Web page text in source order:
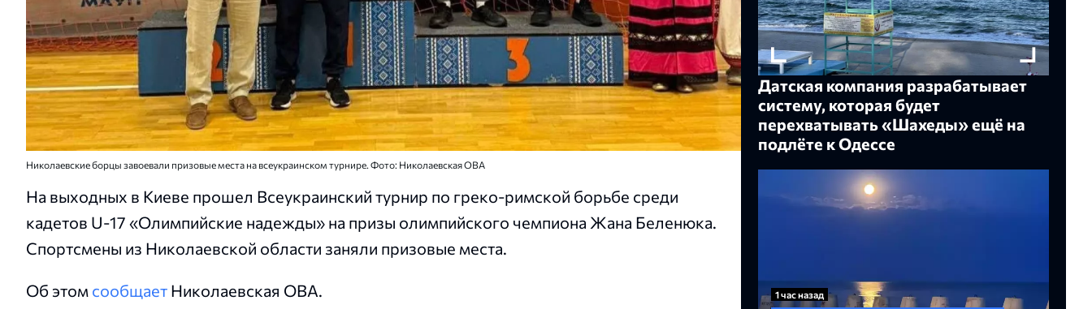
Николаевские борцы завоевали призовые места на всеукраинском турнире. Фото: Николаевская ОВА
На выходных в Киеве прошел Всеукраинский турнир по греко-римской борьбе среди
кадетов U-17 «Олимпийские надежды» на призы олимпийского чемпиона Жана Беленюка.
Спортсмены из Николаевской области заняли призовые места.
Об этом сообщает Николаевская ОВА.
Датская компания разрабатывает
систему, которая будет
перехватывать «Шахеды» ещё на
подлёте к Одессе
1 час назад